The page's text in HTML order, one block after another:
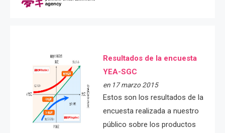
Resultados de la encuesta
YEA-SGC
en 17 marzo 2015
Estos son los resultados de la
encuesta realizada a nuestro
público sobre los productos